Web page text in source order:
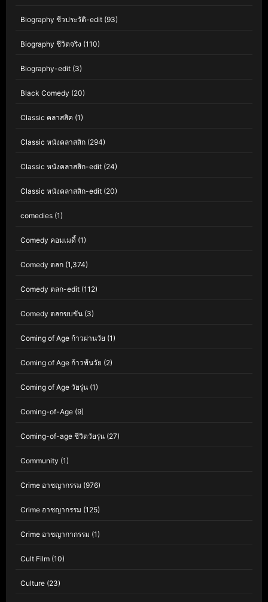
Biography ชีวประวัติ-edit (93)
Biography ชีวิตจริง (110)
Biography-edit (3)
Black Comedy (20)
Classic คลาสสิค (1)
Classic หนังคลาสสิก (294)
Classic หนังคลาสสิก-edit (24)
Classic หนังคลาสสิก-edit (20)
comedies (1)
Comedy คอมเมดี้ (1)
Comedy ตลก (1,374)
Comedy ตลก-edit (112)
Comedy ตลกขบขัน (3)
Coming of Age ก้าวผ่านวัย (1)
Coming of Age ก้าวพ้นวัย (2)
Coming of Age วัยรุ่น (1)
Coming-of-Age (9)
Coming-of-age ชีวิตวัยรุ่น (27)
Community (1)
Crime อาชญากรรม (976)
Crime อาชญากรรม (125)
Crime อาชญากากรรม (1)
Cult Film (10)
Culture (23)